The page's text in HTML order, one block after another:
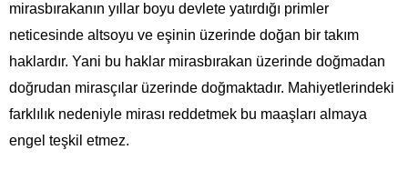
mirasbırakanın yıllar boyu devlete yatırdığı primler
neticesinde altsoyu ve eşinin üzerinde doğan bir takım
haklardır. Yani bu haklar mirasbırakan üzerinde doğmadan
doğrudan mirasçılar üzerinde doğmaktadır. Mahiyetlerindeki
farklılık nedeniyle mirası reddetmek bu maaşları almaya
engel teşkil etmez.